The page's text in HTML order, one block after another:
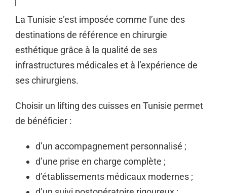
La Tunisie s’est imposée comme l’une des
destinations de référence en chirurgie
esthétique grâce à la qualité de ses
infrastructures médicales et à l’expérience de
ses chirurgiens.
Choisir un lifting des cuisses en Tunisie permet
de bénéficier :
d’un accompagnement personnalisé ;
d’une prise en charge complète ;
d’établissements médicaux modernes ;